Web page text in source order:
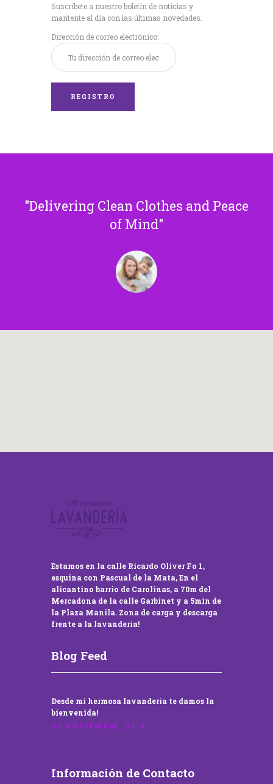
Suscríbete a nuestro boletín de noticias y
mantente al día con las últimas novedades.
Dirección de correo electrónico:
Delivering Clean Clothes and Peace
of Mind
Estamos en la calle Ricardo Oliver Fo 1,
esquina con Pascual de la Mata, En el
alicantino barrio de Carolinas, a 70m del
Mercadona de la calle Garbinet y a 5min de
la Plaza Manila. Zona de carga y descarga
frente a la lavandería!
Blog Feed
Desde mi hermosa lavandería te damos la
bienvenida!
22 NOVIEMBRE, 2016
Información de Contacto